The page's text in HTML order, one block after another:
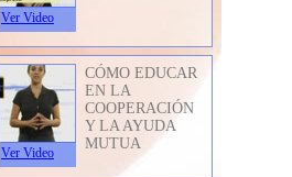
Ver Video
Ver Video
CÓMO EDUCAR
EN LA
COOPERACIÓN
Y LA AYUDA
MUTUA